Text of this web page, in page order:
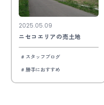
2025.05.09
ニセコエリアの売土地
スタッフブログ
勝手におすすめ